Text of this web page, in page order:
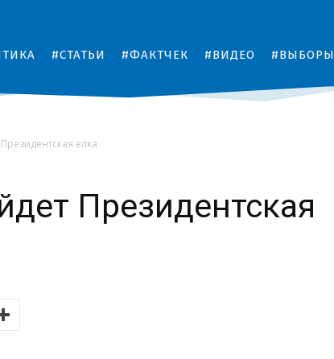
#СТАТЬИ #ФАКТЧЕК #ВИДЕО #ВЫБОРЫ
елка
Президентская